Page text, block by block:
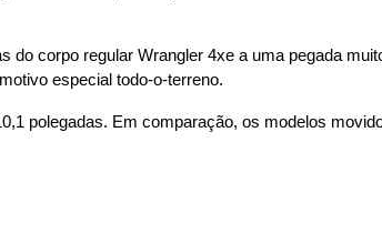
corpo regular Wrangler 4xe a uma pegada
especial todo-o-terreno.
polegadas. Em comparação, os modelos